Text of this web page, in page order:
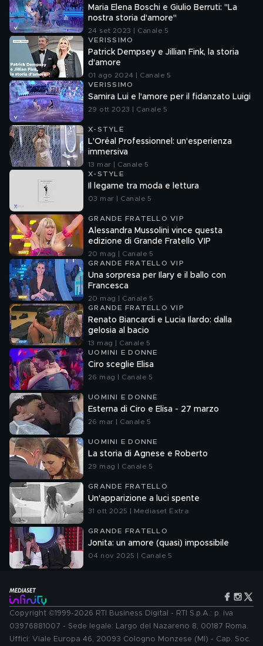
Maria Elena Boschi e Giulio Berruti: "La
nostra storia d'amore"
24 set 2023 | Canale 5
VERISSIMO
Patrick Dempsey e Jillian Fink, la storia
d'amore
01 ago 2024 | Canale 5
VERISSIMO
Samira Lui e l'amore per il fidanzato Luigi
29 ott 2023 | Canale 5
X-STYLE
L'Oréal Professionnel: un'esperienza
immersiva
13 mar | Canale 5
X-STYLE
Il legame tra moda e lettura
03 mar | Canale 5
GRANDE FRATELLO VIP
Alessandra Mussolini vince questa
edizione di Grande Fratello VIP
20 mag | Canale 5
GRANDE FRATELLO VIP
Una sorpresa per Ilary e il ballo con
Francesca
20 mag | Canale 5
GRANDE FRATELLO VIP
Renato Biancardi e Lucia Ilardo: dalla
gelosia al bacio
13 mag | Canale 5
UOMINI E DONNE
Ciro sceglie Elisa
26 mag | Canale 5
UOMINI E DONNE
Esterna di Ciro e Elisa - 27 marzo
26 mar | Canale 5
UOMINI E DONNE
La storia di Agnese e Roberto
29 mag | Canale 5
GRANDE FRATELLO
Un'apparizione a luci spente
31 ott 2025 | Mediaset Extra
GRANDE FRATELLO
Jonita: un amore (quasi) impossibile
04 nov 2025 | Canale 5
Copyright ©1999-2026 RTI Business Digital - RTI S.p.A.: p. iva
03976881007 - Sede legale: Largo del Nazareno 8, 00187 Roma.
Uffici: Viale Europa 46, 20093 Cologno Monzese (MI) - Cap. Soc.